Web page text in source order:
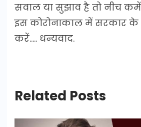
सवाल या सुझाव है तो नीच
इस कोरोनाकाल में सरकार के
करें….. धन्यवाद.
Related Posts